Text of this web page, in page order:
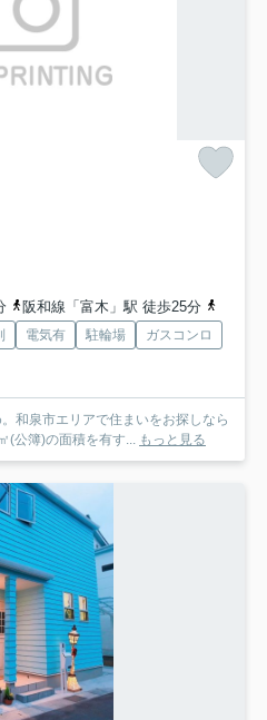
阪和線「富木」駅 徒歩25分
電気有 駐輪場
ガスコンロ
和泉市エリアで住まいをお探しなら
(公簿)の面積を有す...
もっと見る